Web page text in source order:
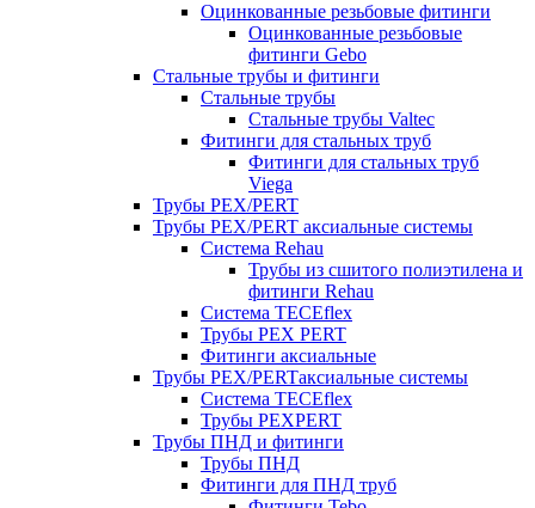
Оцинкованные резьбовые фитинги
Оцинкованные резьбовые
фитинги Gebo
Стальные трубы и фитинги
Стальные трубы
Стальные трубы Valtec
Фитинги для стальных труб
Фитинги для стальных труб
Viega
Трубы PEX/PERT
Трубы PEX/PERT аксиальные системы
Система Rehau
Трубы из сшитого полиэтилена и
фитинги Rehau
Система TECEflex
Трубы PEX PERT
Фитинги аксиальные
Трубы PEX/PERTаксиальные системы
Система TECEflex
Трубы PEXPERT
Трубы ПНД и фитинги
Трубы ПНД
Фитинги для ПНД труб